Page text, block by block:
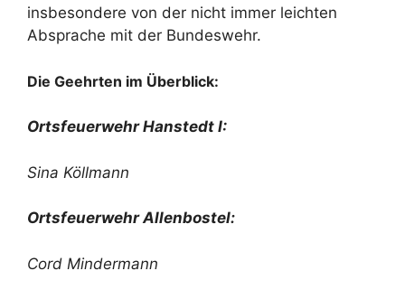
insbesondere von der nicht immer leichten
Absprache mit der Bundeswehr.
Die Geehrten im Überblick:
Ortsfeuerwehr Hanstedt I:
Sina Köllmann
Ortsfeuerwehr Allenbostel:
Cord Mindermann